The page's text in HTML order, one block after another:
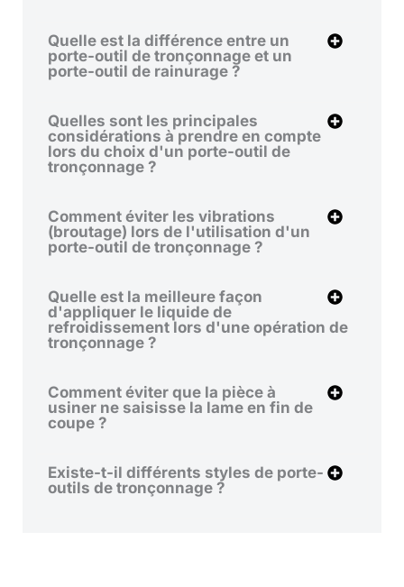
Quelle est la différence entre un
porte-outil de tronçonnage et un
porte-outil de rainurage ?
Quelles sont les principales
considérations à prendre en compte
lors du choix d'un porte-outil de
tronçonnage ?
Comment éviter les vibrations
(broutage) lors de l'utilisation d'un
porte-outil de tronçonnage ?
Quelle est la meilleure façon
d'appliquer le liquide de
refroidissement lors d'une opération de
tronçonnage ?
Comment éviter que la pièce à
usiner ne saisisse la lame en fin de
coupe ?
Existe-t-il différents styles de porte-
outils de tronçonnage ?